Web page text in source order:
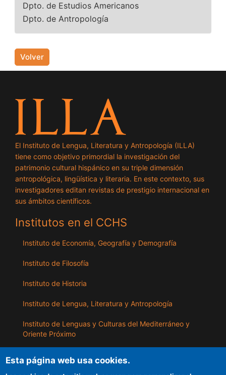
Dpto. de Estudios Americanos
Dpto. de Antropología
Volver
El Instituto de Lengua, Literatura y Antropología (ILLA)
tiene como objetivo primordial la investigación del
patrimonio cultural hispánico en su triple dimensión
antropológica, lingüística y literaria. En este contexto, sus
investigadores editan revistas de prestigio internacional en
sus ámbitos científicos.
Institutos en el CCHS
Instituto de Economía, Geografía y Demografía
Instituto de Filosofía
Instituto de Historia
Instituto de Lengua, Literatura y Antropología
Instituto de Lenguas y Culturas del Mediterráneo y
Oriente Próximo
Esta página web usa cookies.